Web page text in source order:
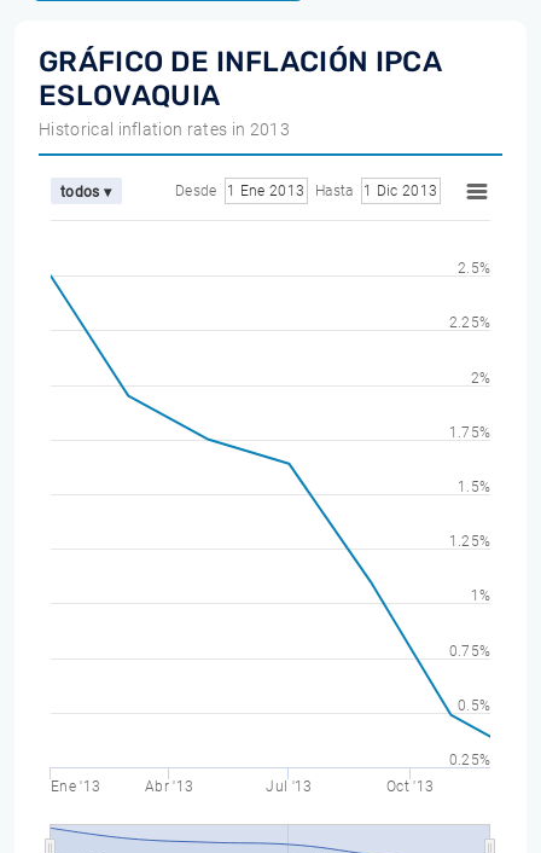
GRÁFICO DE INFLACIÓN IPCA
ESLOVAQUIA
Historical inflation rates in 2013
todos ▾ Desde 1 Ene 2013 Hasta 1 Dic 2013
Ene '13 Abr '13 Jul '13 Oct '13
0.25%
0.5%
0.75%
1%
1.25%
1.5%
1.75%
2%
2.25%
2.5%